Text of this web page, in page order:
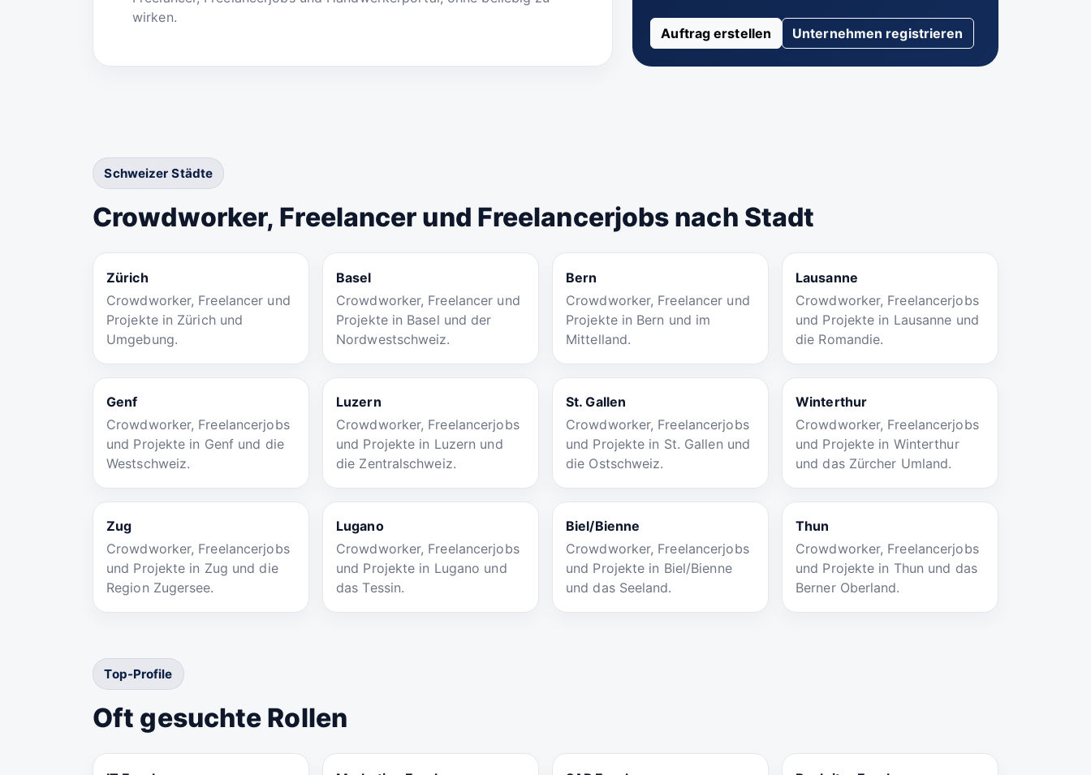
wirken.
Auftrag erstellen Unternehmen registrieren
Schweizer Städte
Crowdworker, Freelancer und Freelancerjobs nach Stadt
Zürich
Crowdworker, Freelancer und
Projekte in Zürich und
Umgebung.
Basel
Crowdworker, Freelancer und
Projekte in Basel und der
Nordwestschweiz.
Bern
Crowdworker, Freelancer und
Projekte in Bern und im
Mittelland.
Lausanne
Crowdworker, Freelancerjobs
und Projekte in Lausanne und
die Romandie.
Genf
Crowdworker, Freelancerjobs
und Projekte in Genf und die
Westschweiz.
Luzern
Crowdworker, Freelancerjobs
und Projekte in Luzern und
die Zentralschweiz.
St. Gallen
Crowdworker, Freelancerjobs
und Projekte in St. Gallen und
die Ostschweiz.
Winterthur
Crowdworker, Freelancerjobs
und Projekte in Winterthur
und das Zürcher Umland.
Zug
Crowdworker, Freelancerjobs
und Projekte in Zug und die
Region Zugersee.
Lugano
Crowdworker, Freelancerjobs
und Projekte in Lugano und
das Tessin.
Biel/Bienne
Crowdworker, Freelancerjobs
und Projekte in Biel/Bienne
und das Seeland.
Thun
Crowdworker, Freelancerjobs
und Projekte in Thun und das
Berner Oberland.
Top-Profile
Oft gesuchte Rollen